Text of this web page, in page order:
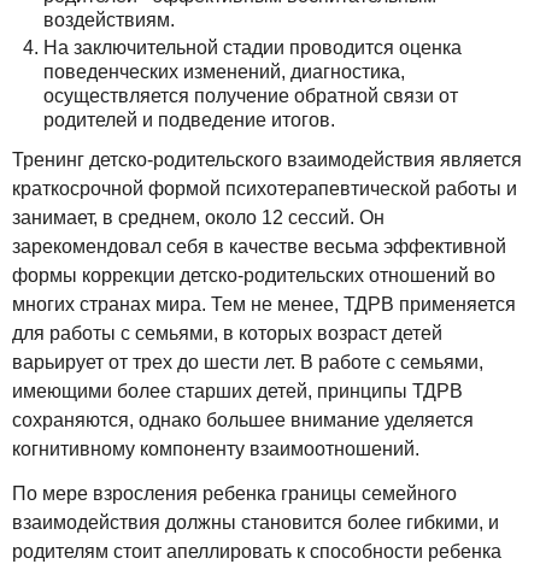
воздействиям.
На заключительной стадии проводится оценка
поведенческих изменений, диагностика,
осуществляется получение обратной связи от
родителей и подведение итогов.
Тренинг детско-родительского взаимодействия является
краткосрочной формой психотерапевтической работы и
занимает, в среднем, около 12 сессий. Он
зарекомендовал себя в качестве весьма эффективной
формы коррекции детско-родительских отношений во
многих странах мира. Тем не менее, ТДРВ применяется
для работы с семьями, в которых возраст детей
варьирует от трех до шести лет. В работе с семьями,
имеющими более старших детей, принципы ТДРВ
сохраняются, однако большее внимание уделяется
когнитивному компоненту взаимоотношений.
По мере взросления ребенка границы семейного
взаимодействия должны становится более гибкими, и
родителям стоит апеллировать к способности ребенка